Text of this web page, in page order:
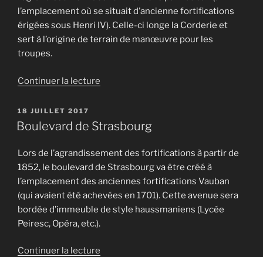
l’emplacement où se situait d’ancienne fortifications
érigées sous Henri IV). Celle-ci longe la Corderie et
sert à l’origine de terrain de manœuvre pour les
troupes.
Continuer la lecture
d’Armes »
PUBLIÉ
LE
18 JUILLET 2017
Boulevard de Strasbourg
Lors de l’agrandissement des fortifications à partir de
1852, le boulevard de Strasbourg va être créé à
l’emplacement des anciennes fortifications Vauban
(qui avaient été achevées en 1701). Cette avenue sera
bordée d’immeuble de style haussmaniens (Lycée
Peiresc, Opéra, etc.).
Continuer la lecture